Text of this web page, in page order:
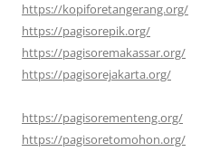
https://kopiforetangerang.org/
https://pagisorepik.org/
https://pagisoremakassar.org/
https://pagisorejakarta.org/
https://pagisorementeng.org/
https://pagisoretomohon.org/